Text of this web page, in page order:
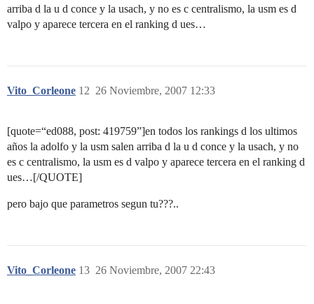
arriba d la u d conce y la usach, y no es c centralismo, la usm es d
valpo y aparece tercera en el ranking d ues…
Vito_Corleone 26 Noviembre, 2007 12:33
12
[quote=“ed088, post: 419759”]en todos los rankings d los ultimos
años la adolfo y la usm salen arriba d la u d conce y la usach, y no
es c centralismo, la usm es d valpo y aparece tercera en el ranking d
ues…[/QUOTE]
pero bajo que parametros segun tu???..
Vito_Corleone 26 Noviembre, 2007 22:43
13